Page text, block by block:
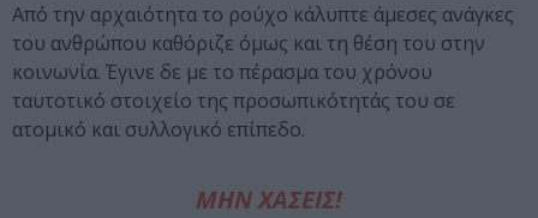
Από την αρχαιότητα το ρούχο κάλυπτε άμεσες ανάγκες
του ανθρώπου καθόριζε όμως και τη θέση του στην
κοινωνία. Έγινε δε με το πέρασμα του χρόνου
ταυτοτικό στοιχείο της προσωπικότητάς του σε
ατομικό και συλλογικό επίπεδο.
ΜΗΝ ΧΑΣΕΙΣ!